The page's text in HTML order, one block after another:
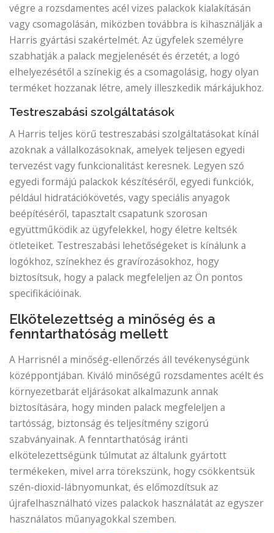
végre a rozsdamentes acél vizes palackok kialakításán
vagy csomagolásán, miközben továbbra is kihasználják a
Harris gyártási szakértelmét. Az ügyfelek személyre
szabhatják a palack megjelenését és érzetét, a logó
elhelyezésétől a színekig és a csomagolásig, hogy olyan
terméket hozzanak létre, amely illeszkedik márkájukhoz.
Testreszabási szolgáltatások
A Harris teljes körű testreszabási szolgáltatásokat kínál
azoknak a vállalkozásoknak, amelyek teljesen egyedi
tervezést vagy funkcionalitást keresnek. Legyen szó
egyedi formájú palackok készítéséről, egyedi funkciók,
például hidratációkövetés, vagy speciális anyagok
beépítéséről, tapasztalt csapatunk szorosan
együttműködik az ügyfelekkel, hogy életre keltsék
ötleteiket. Testreszabási lehetőségeket is kínálunk a
logókhoz, színekhez és gravírozásokhoz, hogy
biztosítsuk, hogy a palack megfeleljen az Ön pontos
specifikációinak.
Elkötelezettség a minőség és a
fenntarthatóság mellett
A Harrisnél a minőség-ellenőrzés áll tevékenységünk
középpontjában. Kiváló minőségű rozsdamentes acélt és
környezetbarát eljárásokat alkalmazunk annak
biztosítására, hogy minden palack megfeleljen a
tartósság, biztonság és teljesítmény szigorú
szabványainak. A fenntarthatóság iránti
elkötelezettségünk túlmutat az általunk gyártott
termékeken, mivel arra törekszünk, hogy csökkentsük
szén-dioxid-lábnyomunkat, és előmozdítsuk az
újrafelhasználható vizes palackok használatát az egyszer
használatos műanyagokkal szemben.